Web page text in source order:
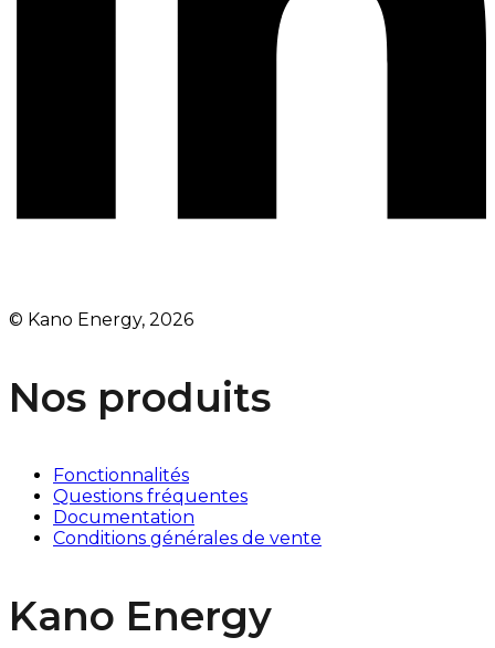
© Kano Energy, 2026
Nos produits
Fonctionnalités
Questions fréquentes
Documentation
Conditions générales de vente
Kano Energy